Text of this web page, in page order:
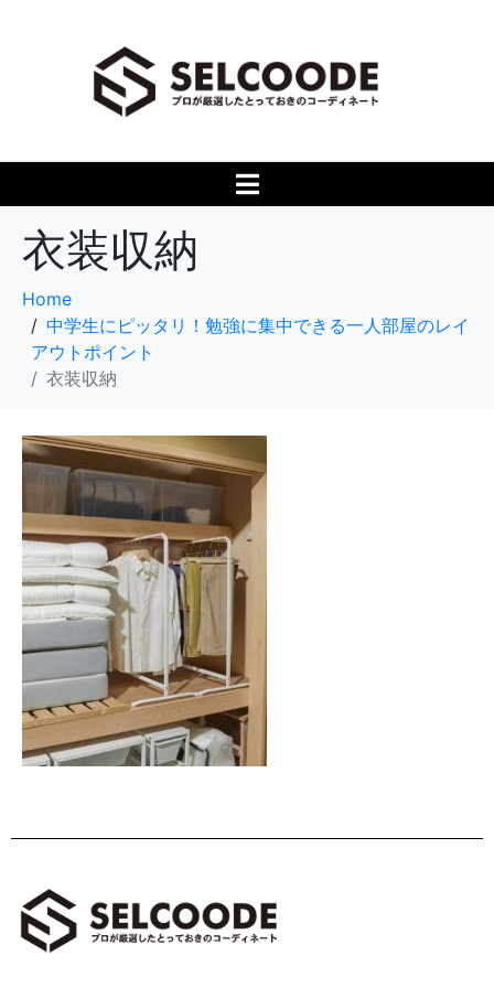
衣装収納
Home
中学生にピッタリ！勉強に集中できる一人部屋のレイ
アウトポイント
衣装収納